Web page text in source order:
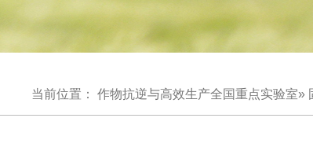
当前位置： 作物抗逆与高效生产全国重点实验室»